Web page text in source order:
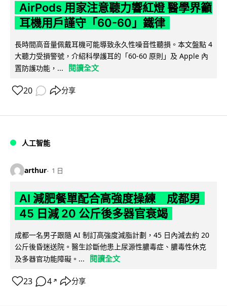
AirPods 用家注意聽力響紅燈 醫學界籲
耳機用戶謹守「60-60」鐵律
長時間高音量佩戴耳機可能導致永久性噪音性聽損。本文盤點 4
大聽力受損警號，介紹科學護耳的「60-60 原則」及 Apple 內
置防護功能，...
閱讀全文
20 分享
人工智能
arthur 1 日
AI 減肥餐單配合高強度操練 成都男
45 日減 20 公斤後多器官衰竭
成都一名男子跟隨 AI 制訂高強度減脂計劃，45 日內減去約 20
公斤後昏迷送院。醫生診斷他患上尿源性膿毒症、膿毒性休克
及多器官功能障礙。...
閱讀全文
23 4 ↗ 分享